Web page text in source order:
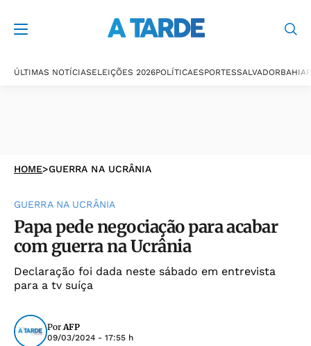
ÚLTIMAS NOTÍCIASELEIÇÕES 2026POLÍTICAESPORTESSALVADORBAHIA
HOME>GUERRA NA UCRÂNIA
GUERRA NA UCRÂNIA
Papa pede negociação para acabar
com guerra na Ucrânia
Declaração foi dada neste sábado em entrevista
para a tv suíça
PorAFP
09/03/2024 - 17:55 h